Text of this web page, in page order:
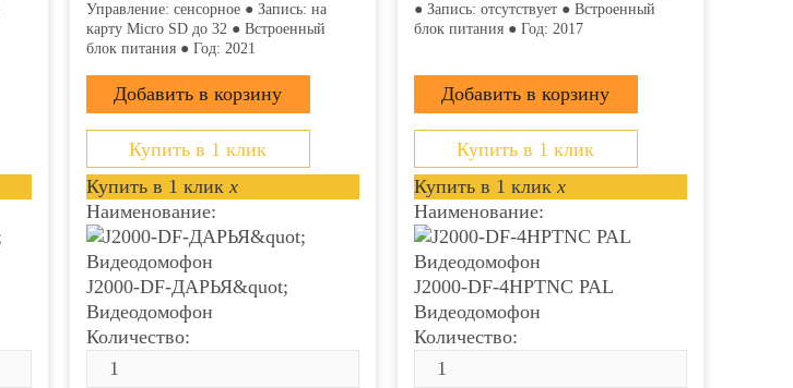
Управление: сенсорное ● Запись: на
карту Micro SD до 32 ● Встроенный
блок питания ● Год: 2021
Купить в 1 клик
Купить в 1 клик x
Наименование:
J2000-DF-ДАРЬЯ&quot;
Видеодомофон
Количество:
● Запись: отсутствует ● Встроенный
блок питания ● Год: 2017
Купить в 1 клик
Купить в 1 клик x
Наименование:
J2000-DF-4HPTNC PAL
Видеодомофон
Количество: